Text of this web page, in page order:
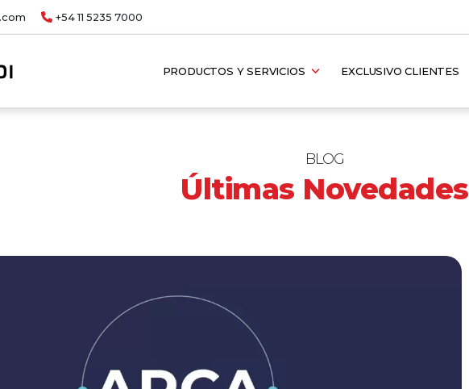
+54 11 5235 7000
PRODUCTOS Y SERVICIOS EXCLUSIVO CLIENTES
BLOG
Últimas Novedades